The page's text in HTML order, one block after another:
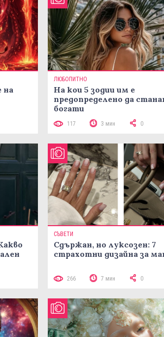
на
ЛЮБОПИТНО
На кои 5 зодии им е
предопределено да
богати
117 3 мин 0
СЪВЕТИ
Сдържан, но луксозен: 7
страхотни дизайна за
266 7 мин 0